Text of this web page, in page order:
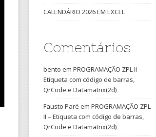
CALENDÁRIO 2026 EM EXCEL
Comentários
bento em PROGRAMAÇÃO ZPL II –
Etiqueta com código de barras,
QrCode e Datamatrix(2d)
Fausto Paré em PROGRAMAÇÃO ZPL
II – Etiqueta com código de barras,
QrCode e Datamatrix(2d)